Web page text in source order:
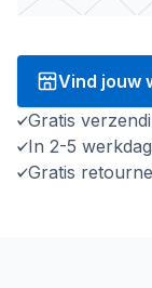
Vind jouw
Gratis
In 2-5
Gratis